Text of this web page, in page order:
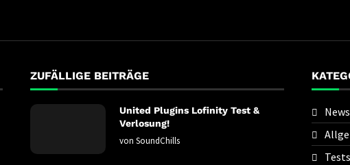
ZUFÄLLIGE BEITRÄGE
United Plugins Lofinity Test &
Verlosung!
von SoundChills
News
Tests